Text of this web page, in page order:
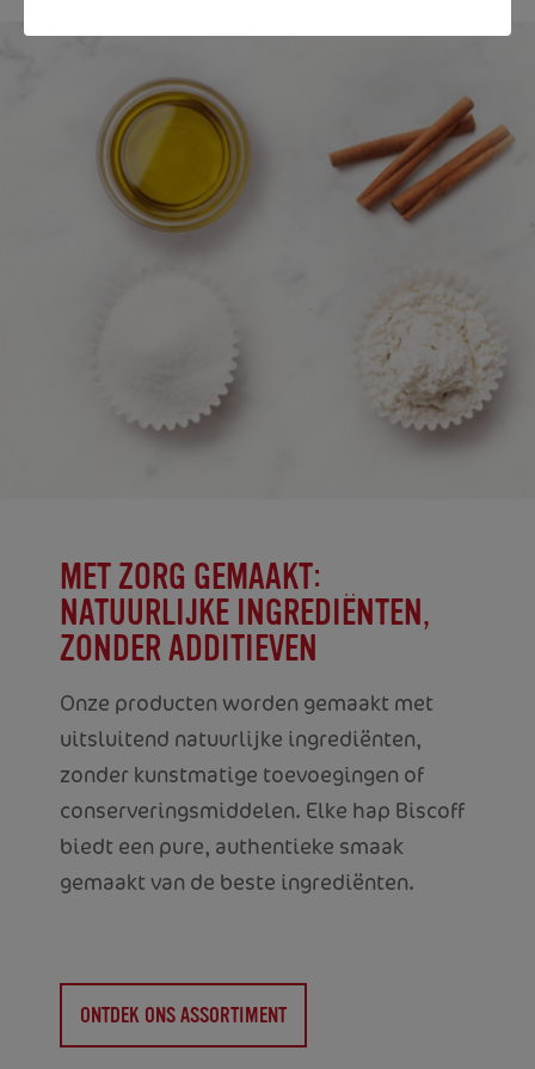
MET ZORG GEMAAKT:
NATUURLIJKE INGREDIËNTEN,
ZONDER ADDITIEVEN
Onze producten worden gemaakt met
uitsluitend natuurlijke ingrediënten,
zonder kunstmatige toevoegingen of
conserveringsmiddelen. Elke hap Biscoff
biedt een pure, authentieke smaak
gemaakt van de beste ingrediënten.
ONTDEK ONS ASSORTIMENT